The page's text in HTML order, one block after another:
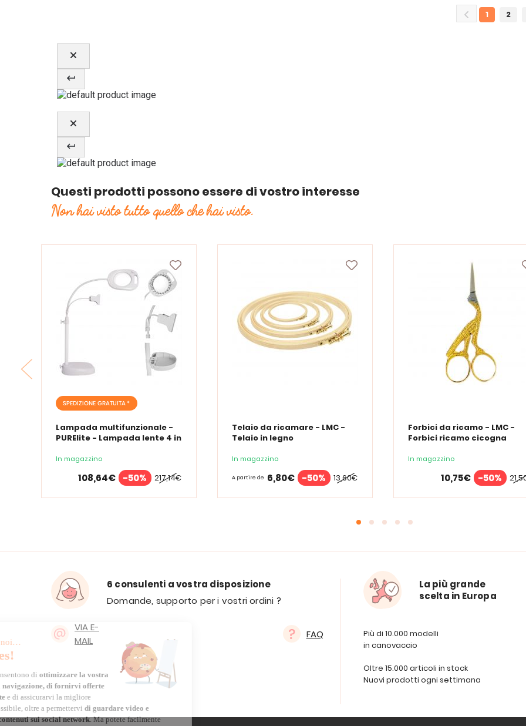
1 2
Questi prodotti possono essere di vostro interesse
Non hai visto tutto quello che hai visto.
SPEDIZIONE GRATUITA *
Lampada multifunzionale -
PURElite - Lampada lente 4 in
In magazzino
217,14€
108,64€ -50%
Telaio da ricamare - LMC -
Telaio in legno
In magazzino
13,60€
A partire de 6,80€ -50%
Forbici da ricamo - LMC -
Forbici ricamo cicogna
In magazzino
10,75€ -50%
6 consulenti a vostra disposizione
Domande, supporto per i vostri ordini ?
VIA E-
MAIL
FAQ
La più grande
scelta in Europa
Più di 10.000 modelli
in canovaccio
Oltre 15.000 articoli in stock
Nuovi prodotti ogni settimana